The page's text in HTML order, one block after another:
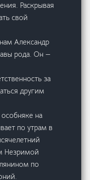
Раскрывая
свой
Александр
рода. Он —
за
другим
на
по утрам в
Незримой
по